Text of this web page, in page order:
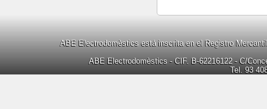
ABE Electrodomèstics está inscrita en el Registro
ABE Electrodomèstics - CIF. B-62216122 - C/
Tel. 93